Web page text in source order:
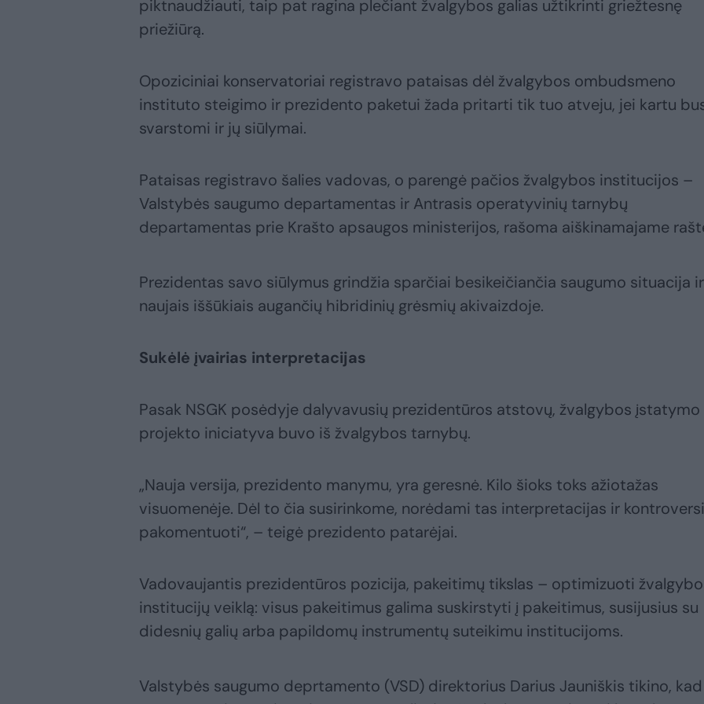
piktnaudžiauti, taip pat ragina plečiant žvalgybos galias užtikrinti griežtesnę
priežiūrą.
Opoziciniai konservatoriai registravo pataisas dėl žvalgybos ombudsmeno
instituto steigimo ir prezidento paketui žada pritarti tik tuo atveju, jei kartu
svarstomi ir jų siūlymai.
Pataisas registravo šalies vadovas, o parengė pačios žvalgybos institucijos –
Valstybės saugumo departamentas ir Antrasis operatyvinių tarnybų
departamentas prie Krašto apsaugos ministerijos, rašoma aiškinamajame
Prezidentas savo siūlymus grindžia sparčiai besikeičiančia saugumo situacija ir
naujais iššūkiais augančių hibridinių grėsmių akivaizdoje.
Sukėlė įvairias interpretacijas
Pasak NSGK posėdyje dalyvavusių prezidentūros atstovų, žvalgybos įstatymo
projekto iniciatyva buvo iš žvalgybos tarnybų.
„Nauja versija, prezidento manymu, yra geresnė. Kilo šioks toks ažiotažas
visuomenėje. Dėl to čia susirinkome, norėdami tas interpretacijas ir
pakomentuoti“, – teigė prezidento patarėjai.
Vadovaujantis prezidentūros pozicija, pakeitimų tikslas – optimizuoti
institucijų veiklą: visus pakeitimus galima suskirstyti į pakeitimus, susijusius su
didesnių galių arba papildomų instrumentų suteikimu institucijoms.
Valstybės saugumo deprtamento (VSD) direktorius Darius Jauniškis tikino, kad